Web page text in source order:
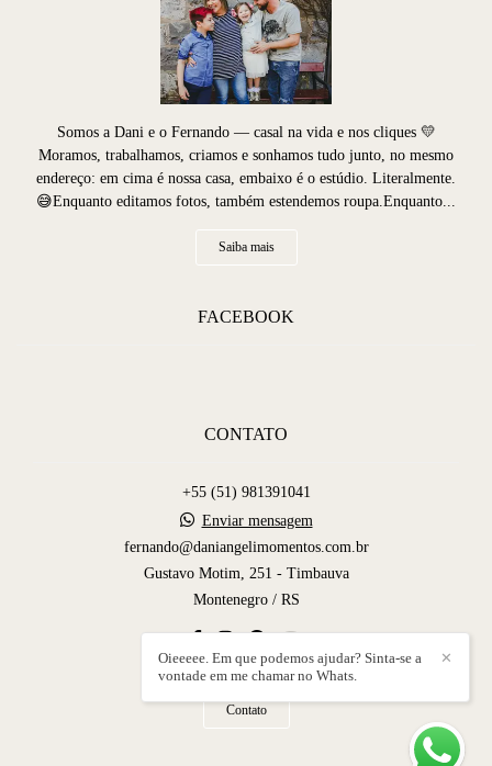
Somos a Dani e o Fernando — casal na vida e nos cliques 💛
Moramos, trabalhamos, criamos e sonhamos tudo junto, no mesmo
endereço: em cima é nossa casa, embaixo é o estúdio. Literalmente.
😅Enquanto editamos fotos, também estendemos roupa.Enquanto...
Saiba mais
FACEBOOK
CONTATO
+55 (51) 981391041
Enviar mensagem
fernando@daniangelimomentos.com.br
Gustavo Motim, 251 - Timbauva
Montenegro / RS
Contato
✕
Oieeeee. Em que podemos ajudar? Sinta-se a
vontade em me chamar no Whats.